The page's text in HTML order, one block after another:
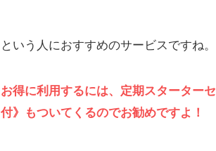
という人におすすめのサービスですね。
お得に利用するには、定期スターター
付》
もついてくるのでお勧めですよ！